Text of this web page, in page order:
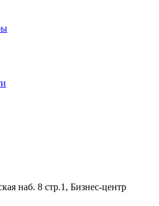
наб. 8 стр.1, Бизнес-центр